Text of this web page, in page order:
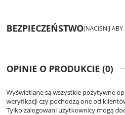
BEZPIECZEŃSTWO(NACIŚNIJ
OPINIE O PRODUKCIE (0)
Wyświetlane są wszystkie pozytywne
weryfikacji czy pochodzą one od
Tylko zalogowani użytkownicy mogą